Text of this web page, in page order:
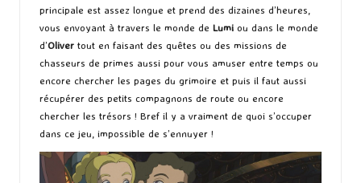
principale est assez longue et prend des dizaines d’heures,
vous envoyant à travers le monde de Lumi ou dans le monde
d’Oliver tout en faisant des quêtes ou des missions de
chasseurs de primes aussi pour vous amuser entre temps ou
encore chercher les pages du grimoire et puis il faut aussi
récupérer des petits compagnons de route ou encore
chercher les trésors ! Bref il y a vraiment de quoi s’occuper
dans ce jeu, impossible de s’ennuyer !